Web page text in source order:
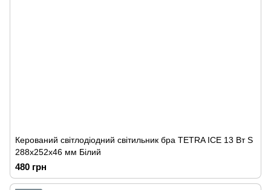
Керований cвітлодіодний світильник бра TETRA ICE 13 Вт S
288х252х46 мм Білий
480 грн